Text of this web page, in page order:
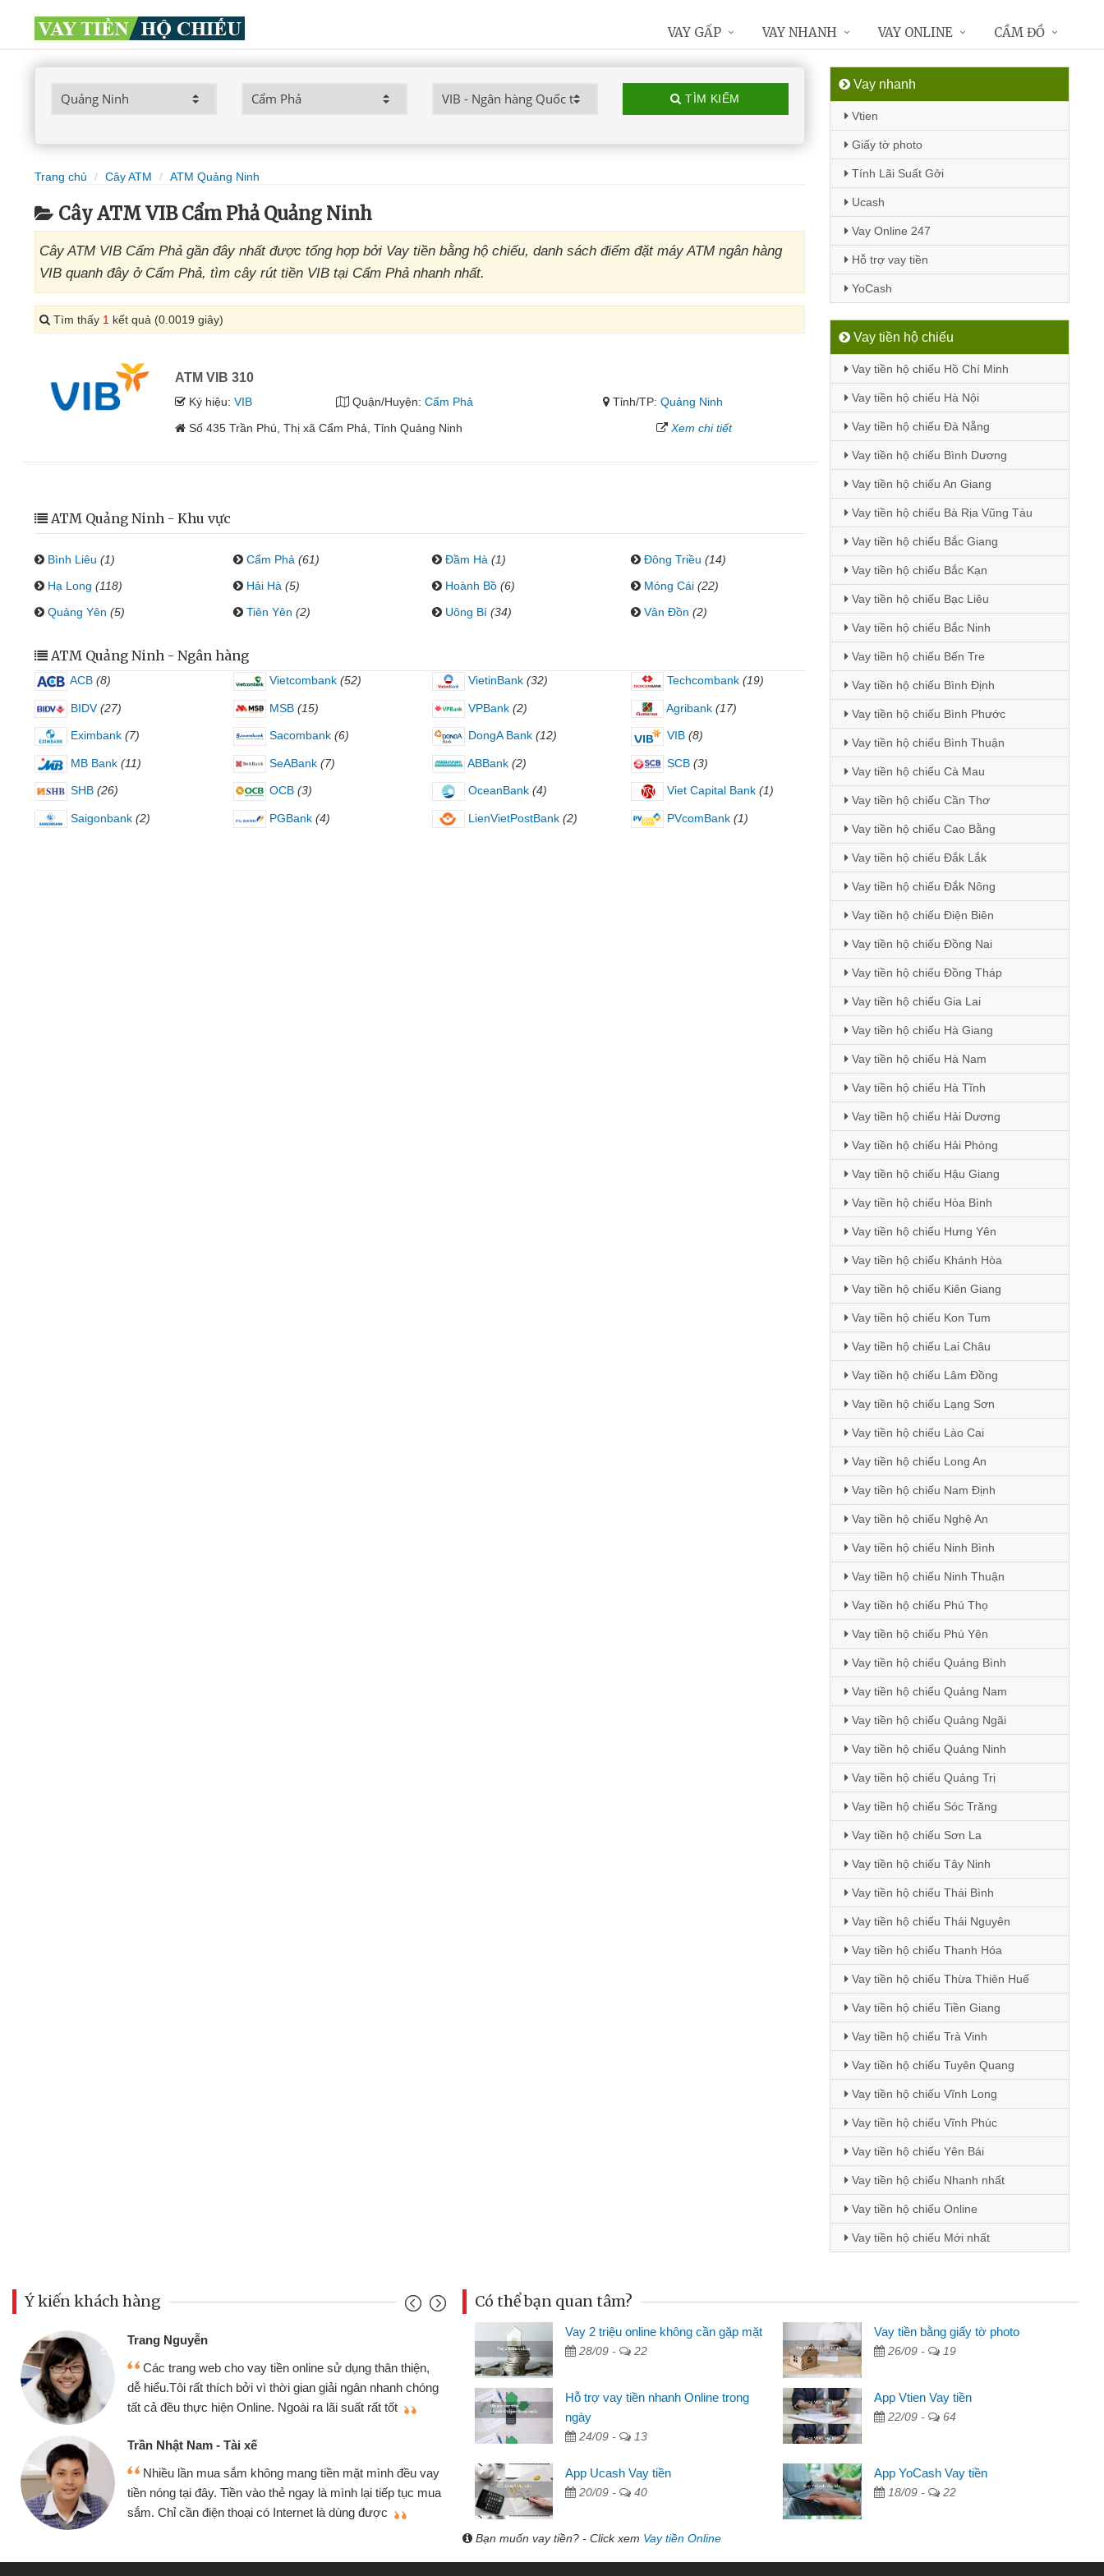
TÌM KIẾM
Trang chủ Cây ATM ATM Quảng Ninh
Cây ATM VIB Cẩm Phả Quảng Ninh
Cây ATM VIB Cẩm Phả gần đây nhất được tổng hợp bởi Vay tiền bằng hộ chiếu, danh sách điểm đặt máy ATM ngân hàng
VIB quanh đây ở Cẩm Phả, tìm cây rút tiền VIB tại Cẩm Phả nhanh nhất.
Tìm thấy 1 kết quả (0.0019 giây)
ATM VIB 310
Ký hiệu:VIB Quận/Huyện: Cẩm Phả Tỉnh/TP:Quảng Ninh
Số 435 Trần Phú, Thị xã Cẩm Phả, Tỉnh Quảng Ninh
Xem chi tiết
ATM Quảng Ninh - Khu vực
Bình Liêu (1) Cẩm Phả (61) Đầm Hà (1) Đông Triều (14)
Hạ Long (118) Hải Hà (5) Hoành Bồ (6) Móng Cái (22)
Quảng Yên (5) Tiên Yên (2) Uông Bí (34) Vân Đồn (2)
ATM Quảng Ninh - Ngân hàng
ACB (8) Vietcombank (52) VietinBank (32) Techcombank (19)
BIDV (27) MSB (15) VPBank (2) Agribank (17)
Eximbank (7) Sacombank (6) DongA Bank (12) VIB (8)
MB Bank (11) SeABank (7) ABBank (2) SCB (3)
SHB (26) OCB (3) OceanBank (4) Viet Capital Bank (1)
Saigonbank (2) PGBank (4) LienVietPostBank (2) PVcomBank (1)
Vay nhanh
Vtien
Giấy tờ photo
Tính Lãi Suất Gởi
Ucash
Vay Online 247
Hỗ trợ vay tiền
YoCash
Vay tiền hộ chiếu
Vay tiền hộ chiếu Hồ Chí Minh
Vay tiền hộ chiếu Hà Nội
Vay tiền hộ chiếu Đà Nẵng
Vay tiền hộ chiếu Bình Dương
Vay tiền hộ chiếu An Giang
Vay tiền hộ chiếu Bà Rịa Vũng Tàu
Vay tiền hộ chiếu Bắc Giang
Vay tiền hộ chiếu Bắc Kạn
Vay tiền hộ chiếu Bạc Liêu
Vay tiền hộ chiếu Bắc Ninh
Vay tiền hộ chiếu Bến Tre
Vay tiền hộ chiếu Bình Định
Vay tiền hộ chiếu Bình Phước
Vay tiền hộ chiếu Bình Thuận
Vay tiền hộ chiếu Cà Mau
Vay tiền hộ chiếu Cần Thơ
Vay tiền hộ chiếu Cao Bằng
Vay tiền hộ chiếu Đắk Lắk
Vay tiền hộ chiếu Đắk Nông
Vay tiền hộ chiếu Điện Biên
Vay tiền hộ chiếu Đồng Nai
Vay tiền hộ chiếu Đồng Tháp
Vay tiền hộ chiếu Gia Lai
Vay tiền hộ chiếu Hà Giang
Vay tiền hộ chiếu Hà Nam
Vay tiền hộ chiếu Hà Tĩnh
Vay tiền hộ chiếu Hải Dương
Vay tiền hộ chiếu Hải Phòng
Vay tiền hộ chiếu Hậu Giang
Vay tiền hộ chiếu Hòa Bình
Vay tiền hộ chiếu Hưng Yên
Vay tiền hộ chiếu Khánh Hòa
Vay tiền hộ chiếu Kiên Giang
Vay tiền hộ chiếu Kon Tum
Vay tiền hộ chiếu Lai Châu
Vay tiền hộ chiếu Lâm Đồng
Vay tiền hộ chiếu Lạng Sơn
Vay tiền hộ chiếu Lào Cai
Vay tiền hộ chiếu Long An
Vay tiền hộ chiếu Nam Định
Vay tiền hộ chiếu Nghệ An
Vay tiền hộ chiếu Ninh Bình
Vay tiền hộ chiếu Ninh Thuận
Vay tiền hộ chiếu Phú Thọ
Vay tiền hộ chiếu Phú Yên
Vay tiền hộ chiếu Quảng Bình
Vay tiền hộ chiếu Quảng Nam
Vay tiền hộ chiếu Quảng Ngãi
Vay tiền hộ chiếu Quảng Ninh
Vay tiền hộ chiếu Quảng Trị
Vay tiền hộ chiếu Sóc Trăng
Vay tiền hộ chiếu Sơn La
Vay tiền hộ chiếu Tây Ninh
Vay tiền hộ chiếu Thái Bình
Vay tiền hộ chiếu Thái Nguyên
Vay tiền hộ chiếu Thanh Hóa
Vay tiền hộ chiếu Thừa Thiên Huế
Vay tiền hộ chiếu Tiền Giang
Vay tiền hộ chiếu Trà Vinh
Vay tiền hộ chiếu Tuyên Quang
Vay tiền hộ chiếu Vĩnh Long
Vay tiền hộ chiếu Vĩnh Phúc
Vay tiền hộ chiếu Yên Bái
Vay tiền hộ chiếu Nhanh nhất
Vay tiền hộ chiếu Online
Vay tiền hộ chiếu Mới nhất
VAY GẤP VAY NHANH VAY ONLINE CẦM ĐỒ
Ý kiến khách hàng
sử dụng thân thiện,
giải ngân nhanh chóng
lãi suất rất tốt
tiền mặt mình đều vay
là mình lại tiếp tục mua
là dùng được
Mình cần tiền gấp nên định cầm cố chiếc xe wave
nhưng thật may đã có gói vay tiền bằng CMND online
không cần gặp mặt nên rất tiện lợi, sẽ giới thiệu cho bạn
bè biết
Tôi kinh doanh buôn bán nhỏ lẻ nhiều lúc cần vốn nhập
hàng, nhờ biết đến website qua bạn bè giới thiệu tôi đã giải
quyết được công việc của mình nhanh chóng
Mai Lan - Sinh viên
Tôi biết đến thông qua quảng cáo trên facebook. Tôi là
sinh viên nên cần đóng tiền nhà, sinh nhật bạn bè, mà đọc
thấy thủ tục nhanh gọn nên tôi quyết định vay
Lâm Minh Chánh
Mất 2 tuần các ngân hàng không ai cho vay. Trong khi
cần có 2 triệu để giải quyết việc riêng, trong 1-2 ngày tôi trả
được thôi. Cảm ơn đã giúp tôi kịp thời và nhanh chóng
Có thể bạn quan tâm?
Vay 2 triệu online không cần gặp mặt
28/09 - 22
Vay tiền bằng giấy tờ photo
26/09 - 19
Hỗ trợ vay tiền nhanh Online trong
ngày
24/09 - 13
App Vtien Vay tiền
22/09 - 64
App Ucash Vay tiền
20/09 - 40
App YoCash Vay tiền
18/09 - 22
Bạn muốn vay tiền? - Click xem Vay tiền Online